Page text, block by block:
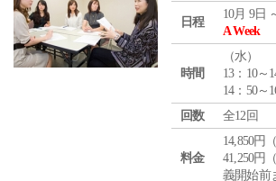
日程
10月 9日
A Week
時間
（水）
13：10～
14：50～
回数
全12回
料金
14,850円
41,250円
義開始前